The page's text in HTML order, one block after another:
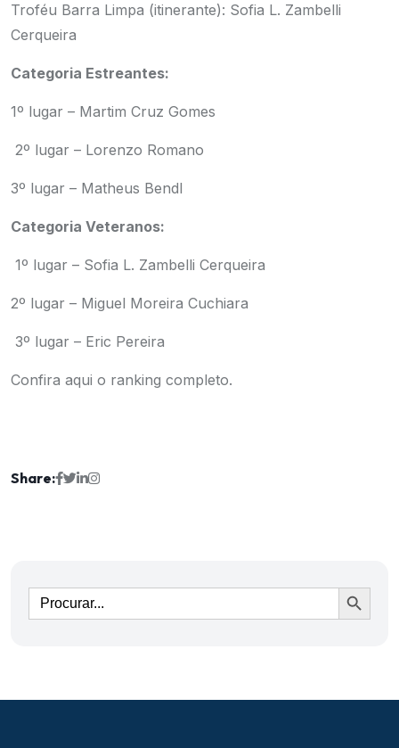
Troféu Barra Limpa (itinerante): Sofia L. Zambelli
Cerqueira
Categoria Estreantes:
1º lugar – Martim Cruz Gomes
2º lugar – Lorenzo Romano
3º lugar – Matheus Bendl
Categoria Veteranos:
1º lugar – Sofia L. Zambelli Cerqueira
2º lugar – Miguel Moreira Cuchiara
3º lugar – Eric Pereira
Confira aqui o ranking completo.
Share:
Ir